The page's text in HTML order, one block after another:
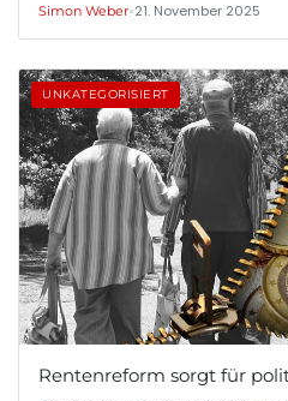
Simon Weber•21. November 2025
UNKATEGORISIERT
Rentenreform sorgt für